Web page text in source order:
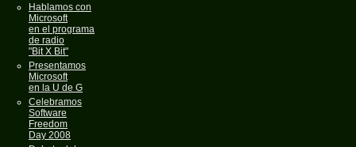
Hablamos con
Microsoft
en el programa
de radio
"Bit X Bit"
Presentamos
Microsoft
en la U de G
Celebramos
Software
Freedom
Day 2008